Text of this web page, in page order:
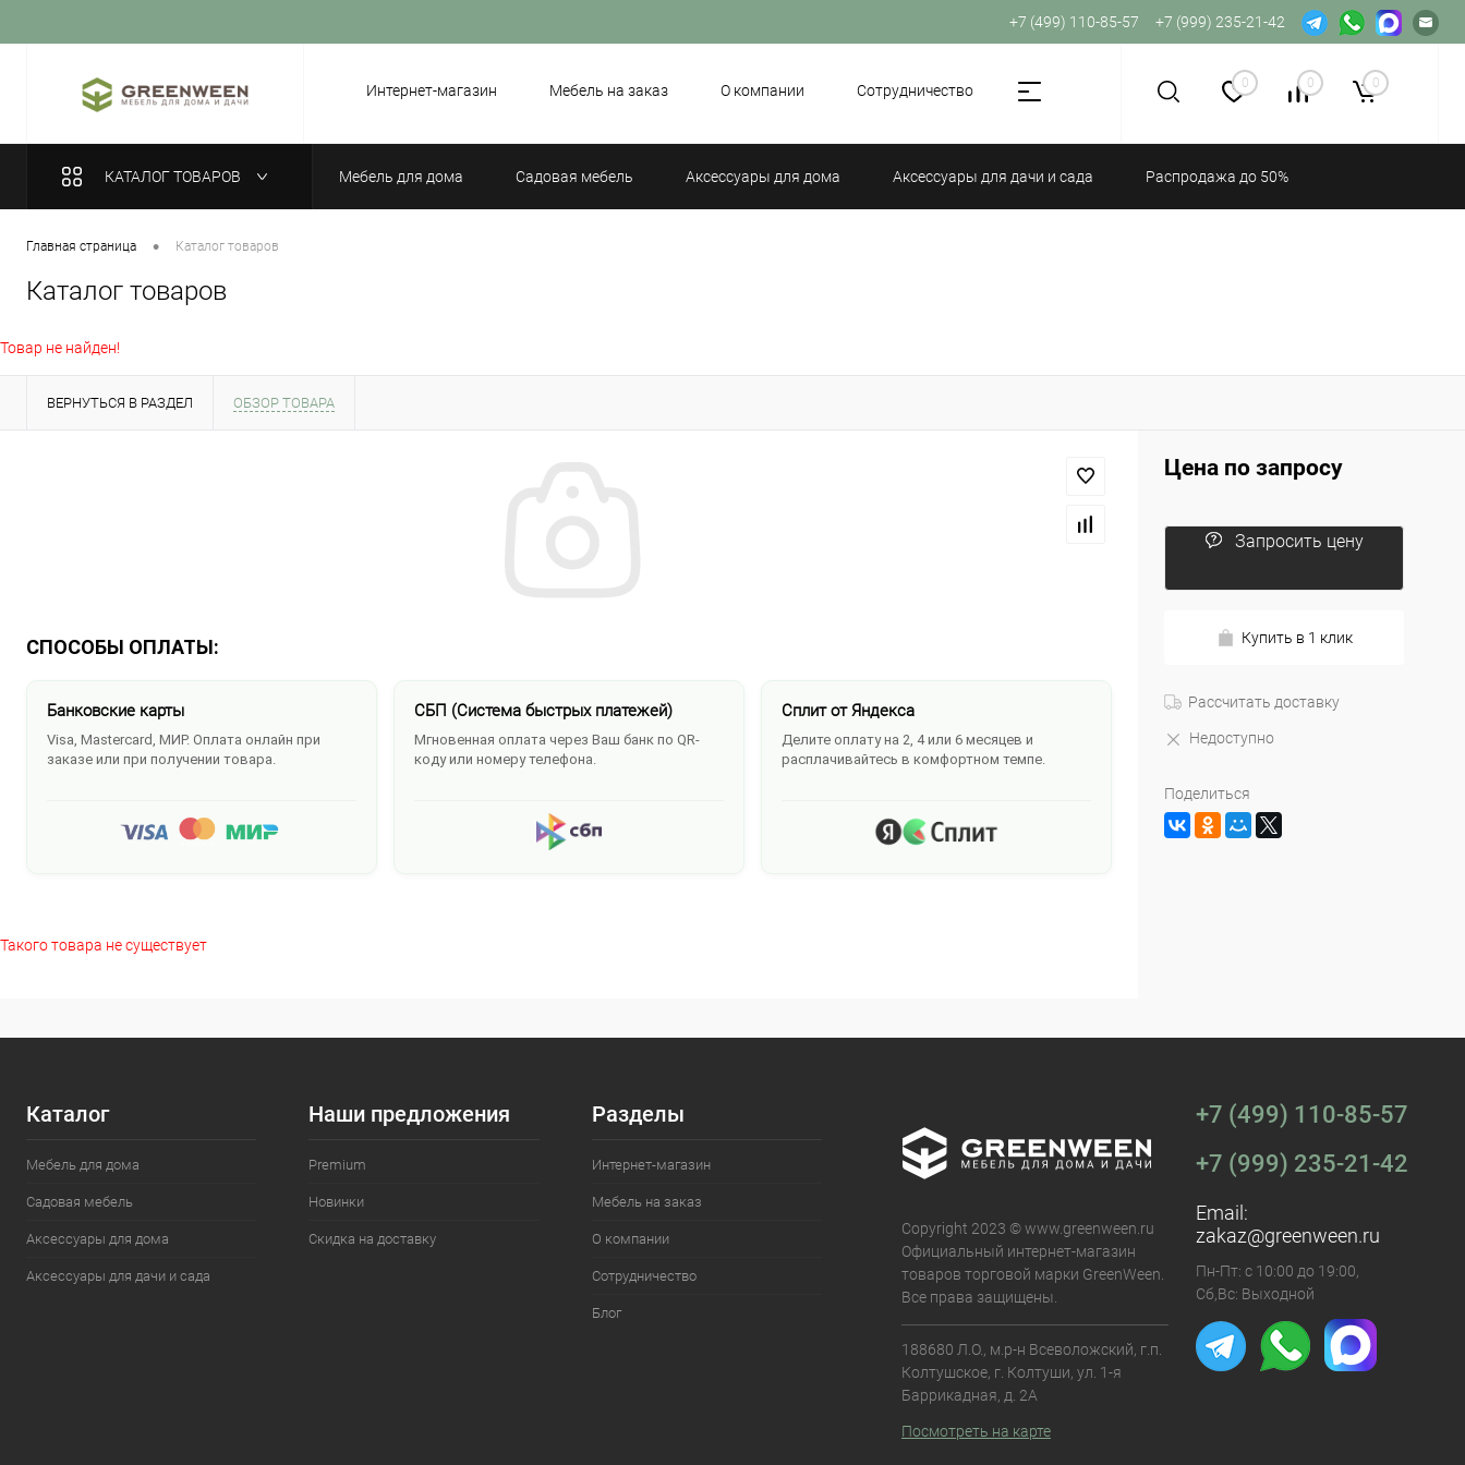
+7 (499) 110-85-57 +7 (999) 235-21-42
Интернет-магазин
Мебель на заказ О компании Сотрудничество 0 0 0
КАТАЛОГ ТОВАРОВ Мебель для дома Садовая мебель Аксессуары для дома Аксессуары для дачи и сада Распродажа до 50%
Главная страница • Каталог товаров
Каталог товаров
Товар не найден!
ВЕРНУТЬСЯ В РАЗДЕЛ ОБЗОР ТОВАРА
СПОСОБЫ ОПЛАТЫ:
Банковские карты
Visa, Mastercard, МИР. Оплата онлайн при
заказе или при получении товара.
СБП (Система быстрых платежей)
Мгновенная оплата через Ваш банк по QR-
коду или номеру телефона.
Сплит от Яндекса
Делите оплату на 2, 4 или 6 месяцев и
расплачивайтесь в комфортном темпе.
Такого товара не существует
Цена по запросу
Запросить цену
Купить в 1 клик
Рассчитать доставку
Недоступно
Поделиться
Каталог
Мебель для дома
Садовая мебель
Аксессуары для дома
Аксессуары для дачи и сада
Наши предложения
Premium
Новинки
Скидка на доставку
Разделы
Интернет-магазин
Мебель на заказ
О компании
Сотрудничество
Блог
Copyright 2023 © www.greenween.ru
Официальный интернет-магазин
товаров торговой марки GreenWeen.
Все права защищены.
188680 Л.О., м.р-н Всеволожский, г.п.
Колтушское, г. Колтуши, ул. 1-я
Баррикадная, д. 2А
Посмотреть на карте
+7 (499) 110-85-57
+7 (999) 235-21-42
Email:
zakaz@greenween.ru
Пн-Пт: с 10:00 до 19:00,
Сб,Вс: Выходной